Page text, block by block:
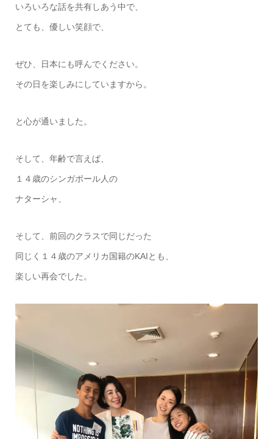
いろいろな話を共有しあう中で、
とても、優しい笑顔で、
ぜひ、日本にも呼んでください。
その日を楽しみにしていますから。
と心が通いました。
そして、年齢で言えば、
１４歳のシンガポール人の
ナターシャ、
そして、前回のクラスで同じだった
同じく１４歳のアメリカ国籍のKAIとも、
楽しい再会でした。